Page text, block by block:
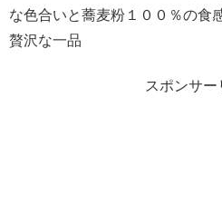
な色合いと蕎麦粉１００％の食
贅沢な一品
スポンサー